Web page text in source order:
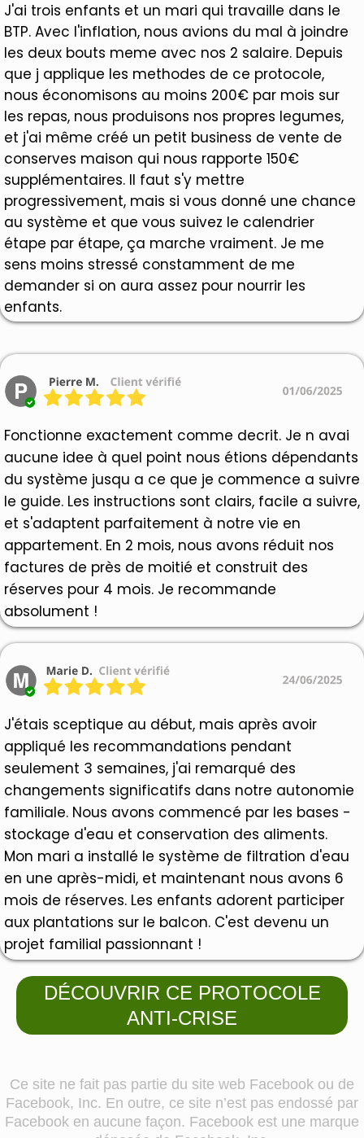
J'ai trois enfants et un mari qui travaille dans le
BTP. Avec l'inflation, nous avions du mal à joindre
les deux bouts meme avec nos 2 salaire. Depuis
que j applique les methodes de ce protocole,
nous économisons au moins 200€ par mois sur
les repas, nous produisons nos propres legumes,
et j'ai même créé un petit business de vente de
conserves maison qui nous rapporte 150€
supplémentaires. Il faut s'y mettre
progressivement, mais si vous donné une chance
au système et que vous suivez le calendrier
étape par étape, ça marche vraiment. Je me
sens moins stressé constamment de me
demander si on aura assez pour nourrir les
enfants.
Fonctionne exactement comme decrit. Je n avai
aucune idee à quel point nous étions dépendants
du système jusqu a ce que je commence a suivre
le guide. Les instructions sont clairs, facile a suivre,
et s'adaptent parfaitement à notre vie en
appartement. En 2 mois, nous avons réduit nos
factures de près de moitié et construit des
réserves pour 4 mois. Je recommande
absolument !
J'étais sceptique au début, mais après avoir
appliqué les recommandations pendant
seulement 3 semaines, j'ai remarqué des
changements significatifs dans notre autonomie
familiale. Nous avons commencé par les bases -
stockage d'eau et conservation des aliments.
Mon mari a installé le système de filtration d'eau
en une après-midi, et maintenant nous avons 6
mois de réserves. Les enfants adorent participer
aux plantations sur le balcon. C'est devenu un
projet familial passionnant !
DÉCOUVRIR CE PROTOCOLE
ANTI-CRISE
Ce site ne fait pas partie du site web Facebook ou de
Facebook, Inc. En outre, ce site n’est pas endossé par
Facebook en aucune façon. Facebook est une marque